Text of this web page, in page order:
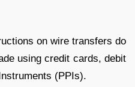
on wire transfers do
using credit cards, debit
(PPIs).